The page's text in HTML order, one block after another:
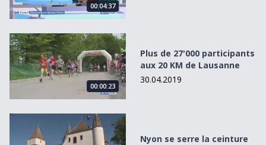
00:04:37
Plus de 27&#039;000 participants aux 20 KM de Lausanne
00:00:23
Plus de 27'000 participants
aux 20 KM de Lausanne
30.04.2019
Nyon se serre la ceinture
Nyon se serre la ceinture